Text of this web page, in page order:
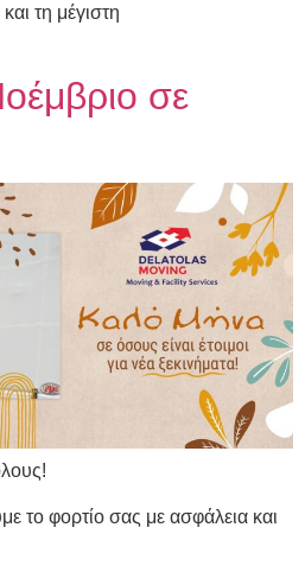
τη μέγιστη
σε
το φορτίο σας με ασφάλεια και